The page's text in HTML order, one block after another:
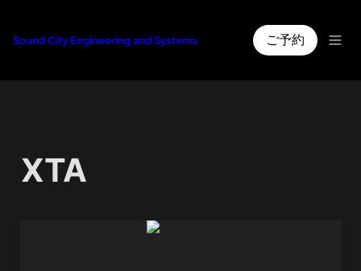
Sound City Engineering and Systems ご予約
XTA
DS-8000